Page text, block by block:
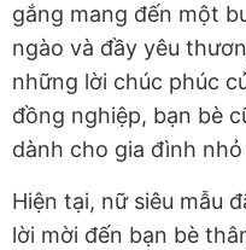
gắng mang đến một
ngào và đầy yêu
những lời chúc phúc
đồng nghiệp, bạn bè
dành cho gia đình nhỏ
Hiện tại, nữ siêu mẫu
lời mời đến bạn bè